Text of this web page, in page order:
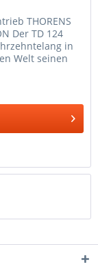
THORENS
Der TD 124
in
Welt seinen